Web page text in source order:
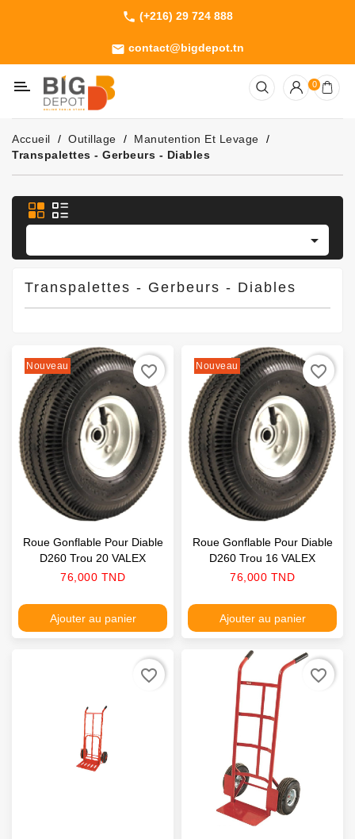
phone (+216) 29 724 888
email contact@bigdepot.tn
Machines
Outillage
Jardinage
Consommables
0
Accueil Outillage
Manutention Et Levage
Transpalettes - Gerbeurs - Diables

Transpalettes - Gerbeurs - Diables
Nouveau
Roue Gonflable Pour Diable
D260 Trou 20 VALEX
Prix
76,000 TND
Ajouter au panier
favorite_border Nouveau
Roue Gonflable Pour Diable
D260 Trou 16 VALEX
Prix
76,000 TND
Ajouter au panier
favorite_border
favorite_border favorite_border